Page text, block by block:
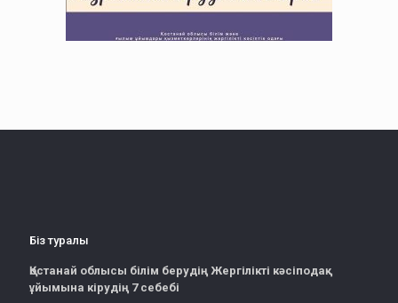
Біз туралы
Қостанай облысы білім берудің Жергілікті кәсіподақ
ұйымына кірудің 7 себебі